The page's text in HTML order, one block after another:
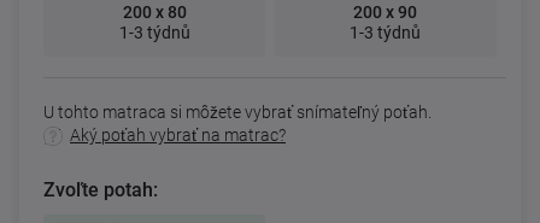
200 x 80
1-3 týdnů
200 x 90
1-3 týdnů
U tohto matraca si môžete vybrať snímateľný poťah.
Aký poťah vybrať na matrac?
Zvoľte potah: